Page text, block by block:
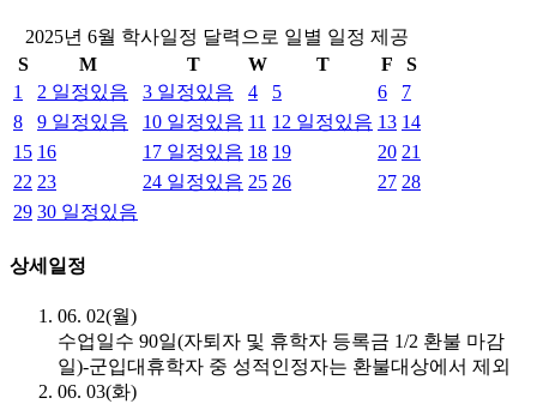
2025년 6월 학사일정 달력으로 일별 일정 제공
S
M T W T F
S
1
2 일정있음 3 일정있음 4 5 6
7
8
9 일정있음 10 일정있음 11 12 일정있음 13 14
15 16 17 일정있음 18 19 20 21
22 23 24 일정있음 25 26 27 28
29 30 일정있음
상세일정
06. 02(월)
수업일수 90일(자퇴자 및 휴학자 등록금 1/2 환불 마감
일)-군입대휴학자 중 성적인정자는 환불대상에서 제외
06. 03(화)